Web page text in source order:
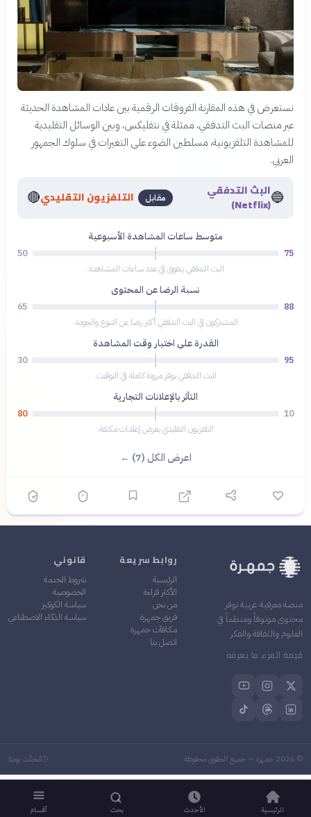
نستعرض في هذه المقارنة الفروقات الرقمية بين عادات المشاهدة الحديثة
عبر منصات البث التدفقي، ممثلة في نتفليكس، وبين الوسائل التقليدية
للمشاهدة التلفزيونية، مسلطين الضوء على التغيرات في سلوك الجمهور
العربي.
🔵البث التدفقي
(Netflix)
مقابل التلفزيون التقليدي🔴
متوسط ساعات المشاهدة الأسبوعية
75
50
البث التدفقي يتفوق في عدد ساعات المشاهدة.
نسبة الرضا عن المحتوى
88
65
المشتركون في البث التدفقي أكثر رضا عن التنوع والجودة.
القدرة على اختيار وقت المشاهدة
95
30
البث التدفقي يوفر مرونة كاملة في التوقيت.
التأثر بالإعلانات التجارية
10
80
التلفزيون التقليدي يعرض إعلانات مكثفة.
اعرض الكل (7) ←
منصة معرفية عربية توفر
محتوى موثوقاً ومنظماً في
العلوم والثقافة والفكر
قيمة المرء ما يعرفه
روابط سريعة
الرئيسية
الأكثر قراءة
من نحن
فريق جمهرة
مكافآت جمهرة
اتصل بنا
قانوني
شروط الخدمة
الخصوصية
سياسة الكوكيز
سياسة الذكاء الاصطناعي
©
2026 جمهرة — جميع الحقوق محفوظة مُحدَّث يوميًا
الرئيسية الأحدث بحث أقسام